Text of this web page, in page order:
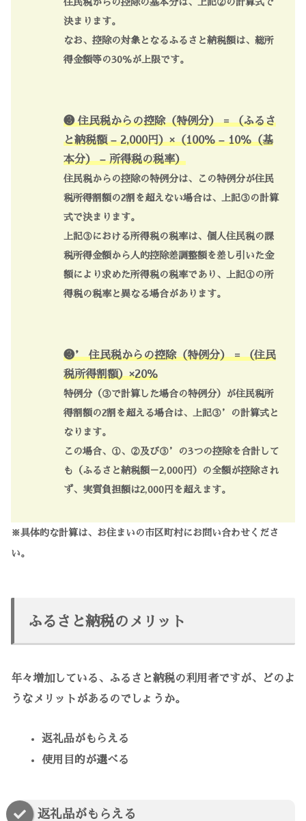
住民税からの控除の基本分は、上記②の計算式で
決まります。
なお、控除の対象となるふるさと納税額は、総所
得金額等の30％が上限です。
❸ 住民税からの控除（特例分） = （ふるさ
と納税額 – 2,000円）×（100％ – 10％（基
本分） – 所得税の税率）
住民税からの控除の特例分は、この特例分が住民
税所得割額の2割を超えない場合は、上記③の計算
式で決まります。
上記③における所得税の税率は、個人住民税の課
税所得金額から人的控除差調整額を差し引いた金
額により求めた所得税の税率であり、上記①の所
得税の税率と異なる場合があります。
❸’ 住民税からの控除（特例分） = （住民
税所得割額）×20％
特例分（③で計算した場合の特例分）が住民税所
得割額の2割を超える場合は、上記③’の計算式と
なります。
この場合、①、②及び③’の3つの控除を合計して
も（ふるさと納税額－2,000円）の全額が控除され
ず、実質負担額は2,000円を超えます。
※具体的な計算は、お住まいの市区町村にお問い合わせくださ
い。
ふるさと納税のメリット
年々増加している、ふるさと納税の利用者ですが、どのよ
うなメリットがあるのでしょうか。
返礼品がもらえる
使用目的が選べる
返礼品がもらえる